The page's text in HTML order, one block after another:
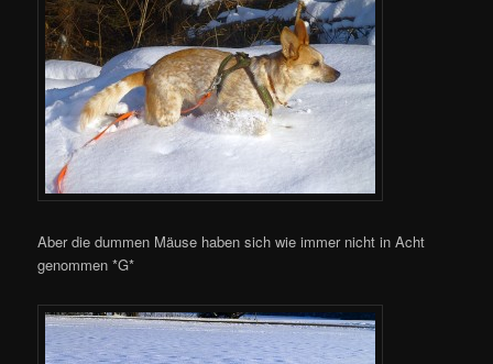
Aber die dummen Mäuse haben sich wie immer nicht in Acht
genommen *G*